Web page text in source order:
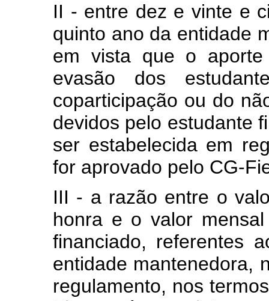
II - entre dez e vinte e
quinto ano da entidade
em vista que o
evasão dos
coparticipação ou do
devidos pelo estudante
ser estabelecida em
for aprovado pelo CG-
III - a razão entre o
honra e o valor
financiado, referentes
entidade mantenedora,
regulamento, nos